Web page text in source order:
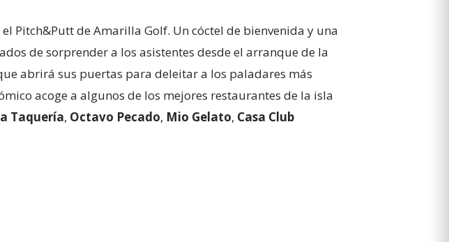
el Pitch&Putt de Amarilla Golf. Un cóctel de bienvenida y una
de sorprender a los asistentes desde el arranque de la
abrirá sus puertas para deleitar a los paladares más
acoge a algunos de los mejores restaurantes de la isla
Taquería, Octavo Pecado, Mio Gelato, Casa Club